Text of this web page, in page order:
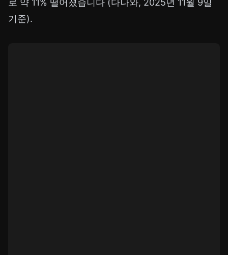
로 약 11% 떨어졌습니다 (다나와, 2025년 11월 9일
기준).